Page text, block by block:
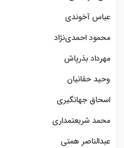
عباس آخوندی
محمود احمدی‌نژاد
مهرداد بذرپاش
وحید حقانیان
اسحاق جهانگیری
محمد شریعتمداری
عبدالناصر همتی